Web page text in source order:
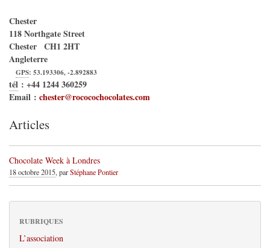
Chester
118 Northgate Street
Chester CH1 2HT
Angleterre
GPS:53.193306,-2.892883
tél : +44 1244 360259
Email : chester@rococochocolates.com
Articles
Chocolate Week à Londres
18 octobre 2015, parStéphane Pontier
RUBRIQUES
L’association